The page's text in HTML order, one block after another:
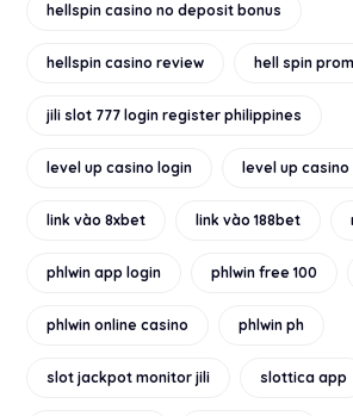
hellspin casino no deposit bonus
hellspin casino review hell spin
jili slot 777 login register philippines
level up casino login level up casino
link vào 8xbet link vào 188bet
phlwin app login phlwin free 100
phlwin online casino phlwin ph
slot jackpot monitor jili slottica app